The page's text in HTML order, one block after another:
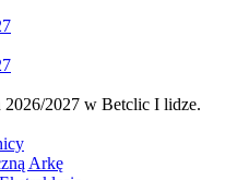
2026/2027 w Betclic I lidze.
Arkę